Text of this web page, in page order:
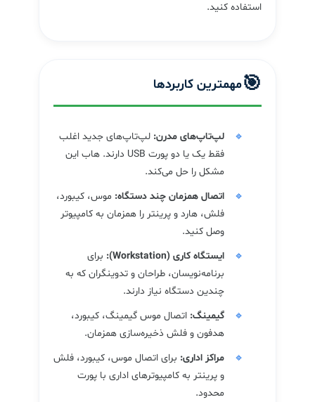
استفاده کنید.
🎯مهمترین کاربردها
لپ‌تاپ‌های مدرن: لپ‌تاپ‌های جدید اغلب
فقط یک یا دو پورت USB دارند. هاب این
مشکل را حل می‌کند.
اتصال همزمان چند دستگاه: موس، کیبورد،
فلش، هارد و پرینتر را همزمان به کامپیوتر
وصل کنید.
ایستگاه کاری (Workstation):
برای
برنامه‌نویسان، طراحان و تدوینگران که به
چندین دستگاه نیاز دارند.
گیمینگ: اتصال موس گیمینگ، کیبورد،
هدفون و فلش ذخیره‌سازی همزمان.
مراکز اداری: برای اتصال موس، کیبورد، فلش
و پرینتر به کامپیوترهای اداری با پورت
محدود.